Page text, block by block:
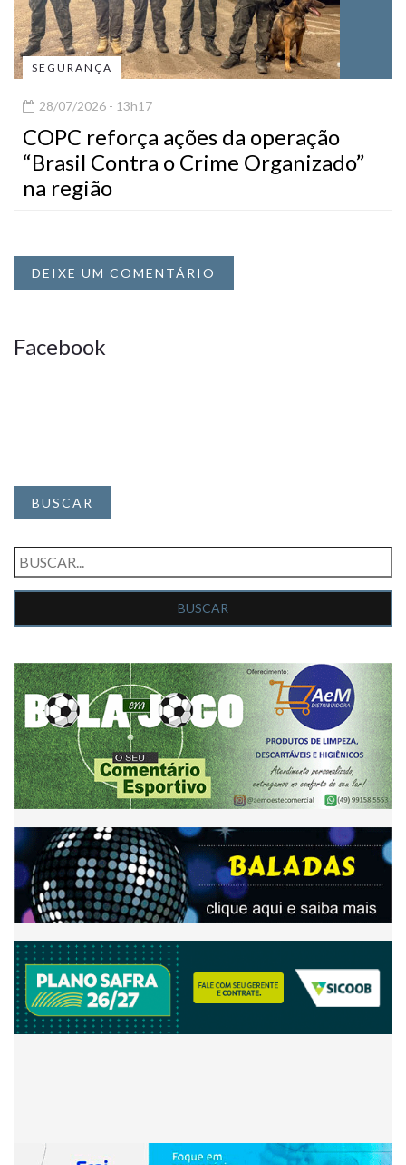
SEGURANÇA
28/07/2026 - 13h17
COPC reforça ações da operação
“Brasil Contra o Crime Organizado”
na região
DEIXE UM COMENTÁRIO
Facebook
BUSCAR